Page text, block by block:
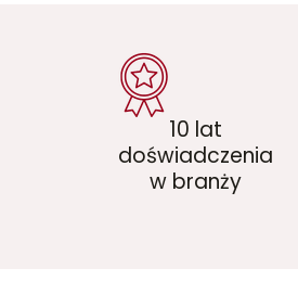
10 lat
doświadczenia
w branży